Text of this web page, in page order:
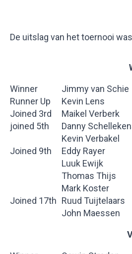
De uitslag van het toernooi
Winner
Jimmy van Schie
Runner Up
Kevin Lens
Joined 3rd
Maikel Verberk
joined 5th
Danny
Kevin Verbakel
Joined 9th
Eddy Rayer
Luuk Ewijk
Thomas Thijs
Mark Koster
Joined 17th Ruud Tuijtelaars
John Maessen